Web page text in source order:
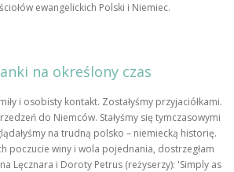
ewangelickich Polski i Niemiec.
na określony czas
i osobisty kontakt. Zostałyśmy przyjaciółkami.
do Niemców. Stałyśmy się tymczasowymi
na trudną polsko – niemiecką historię.
poczucie winy i wola pojednania, dostrzegłam
Lęcznara i Doroty Petrus (reżyserzy): 'Simply as